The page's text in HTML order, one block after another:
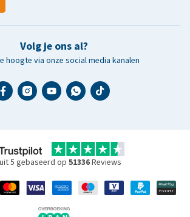
Volg je ons al?
hoogte via onze social media kanalen
uit 5 gebaseerd op 51336Reviews